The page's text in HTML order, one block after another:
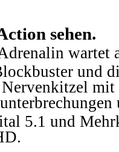
sehen.
wartet
und
5.1 und